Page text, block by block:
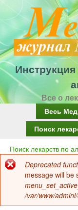
к
Все о
а
в
н
е
Весь
Поиск
Вы
здесь
Поиск лекарств по
об
ошибке
Deprecated
message will be
/var/www/